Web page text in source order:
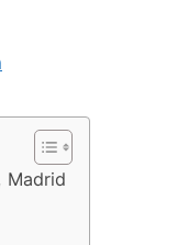
Madrid